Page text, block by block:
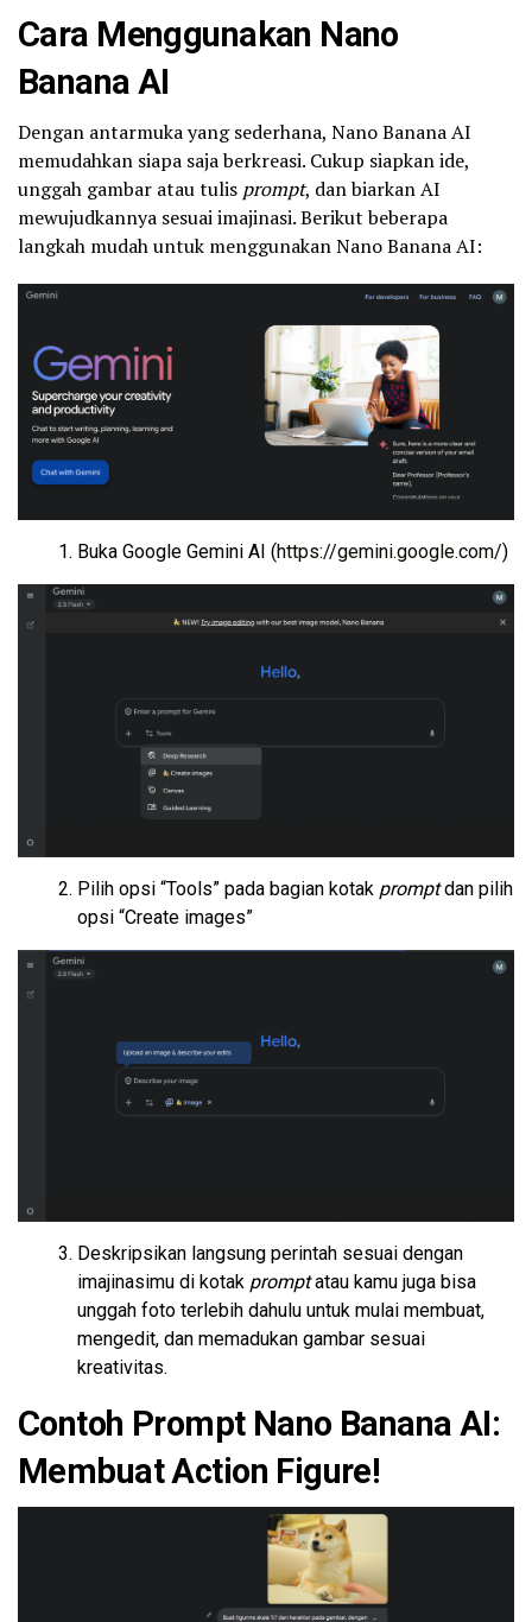
Cara Menggunakan Nano
Banana AI
Dengan antarmuka yang sederhana, Nano Banana AI
memudahkan siapa saja berkreasi. Cukup siapkan ide,
unggah gambar atau tulis prompt, dan biarkan AI
mewujudkannya sesuai imajinasi. Berikut beberapa
langkah mudah untuk menggunakan Nano Banana AI:
Buka Google Gemini AI (https://gemini.google.com/)
Pilih opsi “Tools” pada bagian kotak promptdan pilih
opsi “Create images”
Deskripsikan langsung perintah sesuai dengan
imajinasimu di kotak promptatau kamu juga bisa
unggah foto terlebih dahulu untuk mulai membuat,
mengedit, dan memadukan gambar sesuai
kreativitas.
Contoh Prompt Nano Banana AI:
Membuat Action Figure!